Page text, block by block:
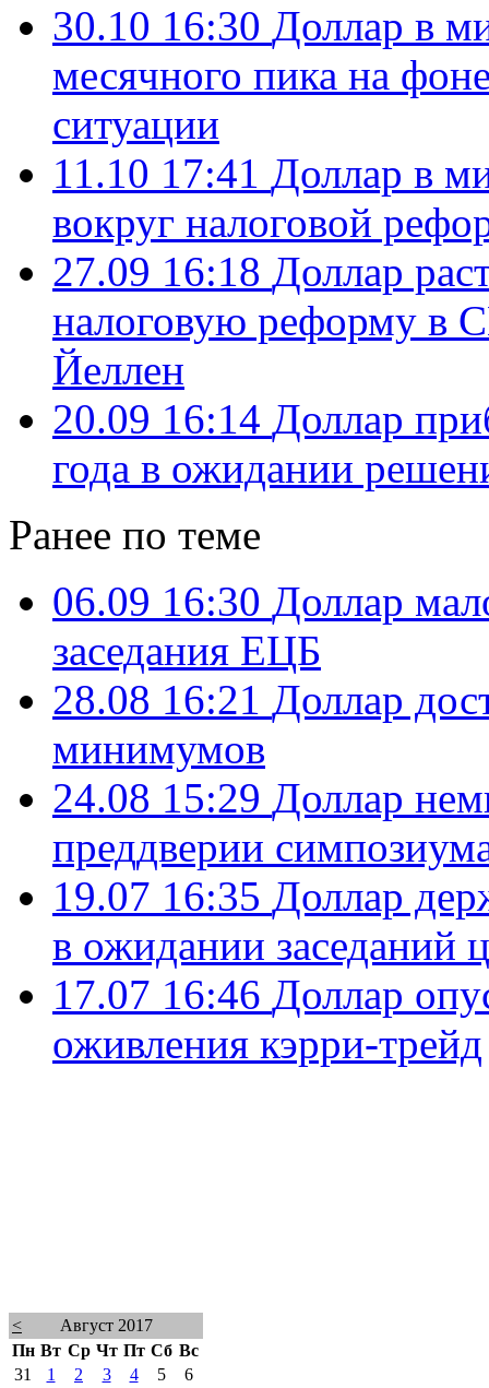
30.10 16:30 Доллар в
месячного пика на
ситуации
11.10 17:41 Доллар в
вокруг налоговой
27.09 16:18 Доллар
налоговую реформу в
Йеллен
20.09 16:14 Доллар
года в ожидании
Ранее по теме
06.09 16:30 Доллар
заседания ЕЦБ
28.08 16:21 Доллар
минимумов
24.08 15:29 Доллар
преддверии
19.07 16:35 Доллар
в ожидании заседаний
17.07 16:46 Доллар
оживления кэрри-трейд
<
Август 2017
Пн Вт Ср Чт Пт Сб Вс
31
1 2 3 4 5 6